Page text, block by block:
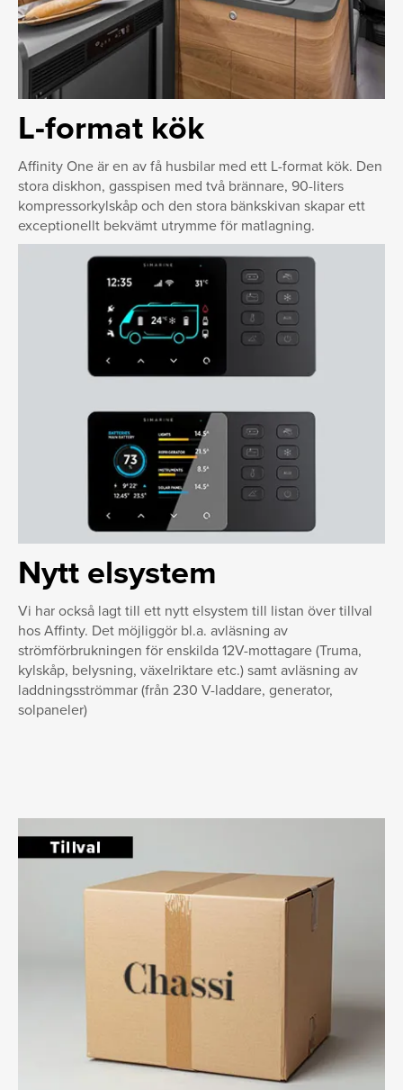
L-format kök
Affinity One är en av få husbilar med ett L-format kök. Den
stora diskhon, gasspisen med två brännare, 90-liters
kompressorkylskåp och den stora bänkskivan skapar ett
exceptionellt bekvämt utrymme för matlagning.
Nytt elsystem
Vi har också lagt till ett nytt elsystem till listan över tillval
hos Affinty. Det möjliggör bl.a. avläsning av
strömförbrukningen för enskilda 12V-mottagare (Truma,
kylskåp, belysning, växelriktare etc.) samt avläsning av
laddningsströmmar (från 230 V-laddare, generator,
solpaneler)